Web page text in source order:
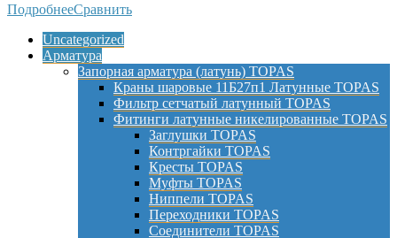
ПодробнееСравнить
Uncategorized
Арматура
Запорная арматура (латунь) TOPAS
Краны шаровые 11Б27п1 Латунные TOPAS
Фильтр сетчатый латунный TOPAS
Фитинги латунные никелированные TOPAS
Заглушки TOPAS
Контргайки TOPAS
Кресты TOPAS
Муфты TOPAS
Ниппели TOPAS
Переходники TOPAS
Соединители TOPAS